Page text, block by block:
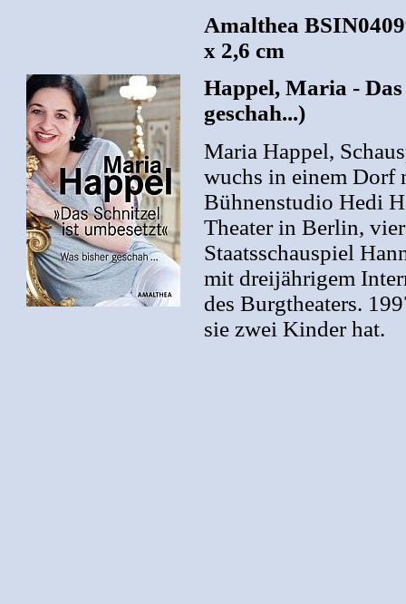
Amalthea
x 2,6 cm
Happel, Maria -
geschah...)
Maria Happel,
wuchs in einem Dorf
Bühnenstudio Hedi
Theater in Berlin,
Staatsschauspiel
mit dreijährigem
des Burgtheaters.
sie zwei Kinder hat.